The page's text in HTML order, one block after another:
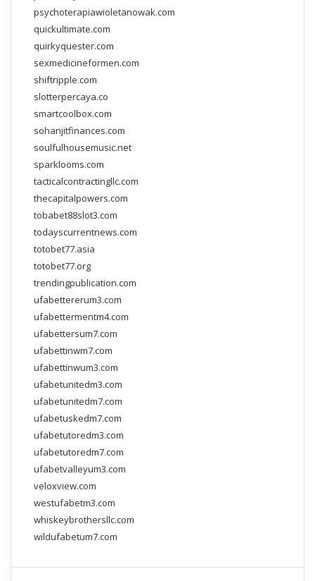
psychoterapiawioletanowak.com
quickultimate.com
quirkyquester.com
sexmedicineformen.com
shiftripple.com
slotterpercaya.co
smartcoolbox.com
sohanjitfinances.com
soulfulhousemusic.net
sparklooms.com
tacticalcontractingllc.com
thecapitalpowers.com
tobabet88slot3.com
todayscurrentnews.com
totobet77.asia
totobet77.org
trendingpublication.com
ufabettererum3.com
ufabettermentm4.com
ufabettersum7.com
ufabettinwm7.com
ufabettinwum3.com
ufabetunitedm3.com
ufabetunitedm7.com
ufabetuskedm7.com
ufabetutoredm3.com
ufabetutoredm7.com
ufabetvalleyum3.com
veloxview.com
westufabetm3.com
whiskeybrothersllc.com
wildufabetum7.com